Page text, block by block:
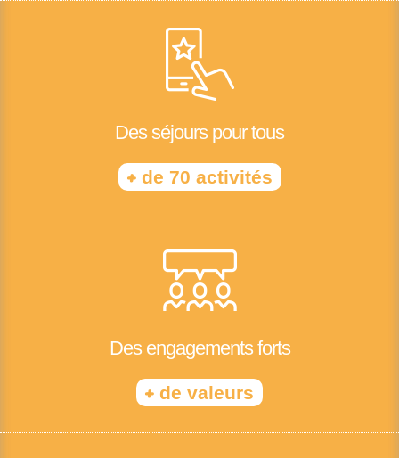
Des séjours pour tous
+de 70 activités
Des engagements forts
+ de valeurs